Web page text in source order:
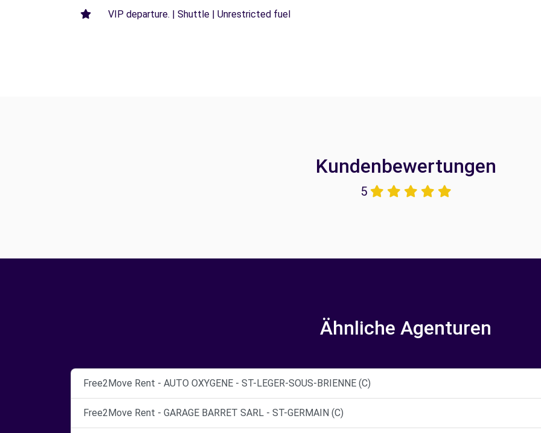
VIP departure. | Shuttle | Unrestricted fuel
Kundenbewertungen
5
Ähnliche Agenturen
Free2Move Rent - AUTO OXYGENE - ST-LEGER-SOUS-BRIENNE (C)
Free2Move Rent - GARAGE BARRET SARL - ST-GERMAIN (C)